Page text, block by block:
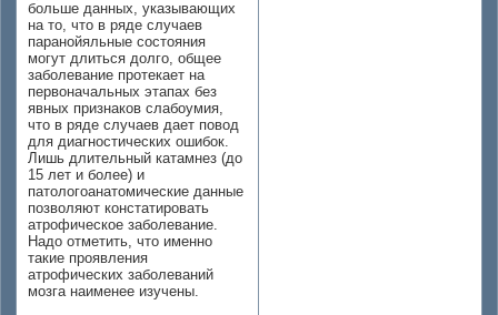
больше данных, указывающих
на то, что в ряде случаев
паранойяльные состояния
могут длиться долго, общее
заболевание протекает на
первоначальных этапах без
явных признаков слабоумия,
что в ряде случаев дает повод
для диагностических ошибок.
Лишь длительный катамнез (до
15 лет и более) и
патологоанатомические данные
позволяют констатировать
атрофическое заболевание.
Надо отметить, что именно
такие проявления
атрофических заболеваний
мозга наименее изучены.